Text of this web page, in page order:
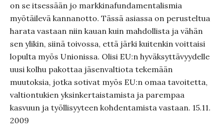
on se itsessään jo markkinafundamentalismia
myötäilevä kannanotto. Tässä asiassa on perusteltua
harata vastaan niin kauan kuin mahdollista ja vähän
sen ylikin, siinä toivossa, että järki kuitenkin voittaisi
lopulta myös Unionissa. Olisi EU:n hyväksyttävyydelle
uusi kolhu pakottaa jäsenvaltiota tekemään
muutoksia, jotka sotivat myös EU:n omaa tavoitetta,
valtiontukien yksinkertaistamista ja parempaa
kasvuun ja työllisyyteen kohdentamista vastaan. 15.11.
2009